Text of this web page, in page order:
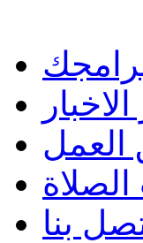
العمل
بنا